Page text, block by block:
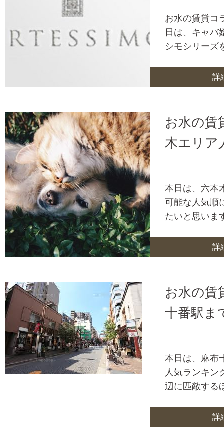
お水の賃貸コ
日は、キャバ
シモシリー
詳
お水の
木エリ
本日は、六本
可能な人気順
たいと思い
詳
お水の
十番駅
本日は、麻布
人気ランキン
辺に匹敵する
詳